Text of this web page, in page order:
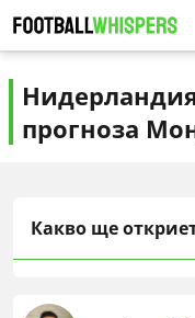
прогноза
Какво ще